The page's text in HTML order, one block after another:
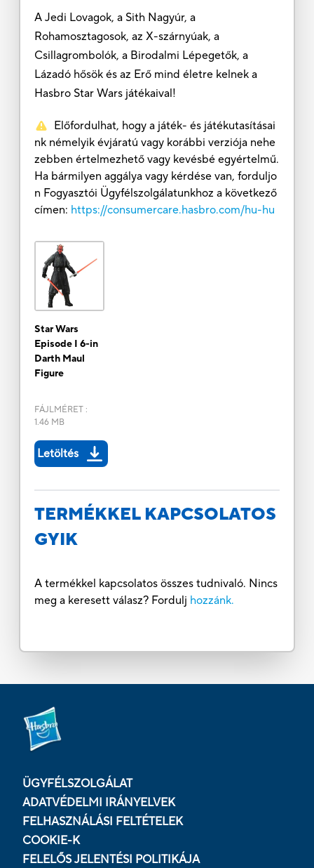
A Jedi Lovagok, a Sith Nagyúr, a
Rohamosztagosok, az X-szárnyúak, a
Csillagrombolók, a Birodalmi Lépegetők, a
Lázadó hősök és az Erő mind életre kelnek a
Hasbro Star Wars játékaival!
Előfordulhat, hogy a játék- és játékutasításai
nk némelyik évjáratú vagy korábbi verziója nehe
zebben értelmezhető vagy kevésbé egyértelmű.
Ha bármilyen aggálya vagy kérdése van, forduljo
n Fogyasztói Ügyfélszolgálatunkhoz a következő
címen: https://consumercare.hasbro.com/hu-hu
Star Wars
Episode I 6-in
Darth Maul
Figure
FÁJLMÉRET:
1.46 MB
Letöltés
TERMÉKKEL KAPCSOLATOS
GYIK
A termékkel kapcsolatos összes tudnivaló. Nincs
meg a keresett válasz? Fordulj hozzánk.
ÜGYFÉLSZOLGÁLAT
ADATVÉDELMI IRÁNYELVEK
FELHASZNÁLÁSI FELTÉTELEK
COOKIE-K
FELELŐS JELENTÉSI POLITIKÁJA